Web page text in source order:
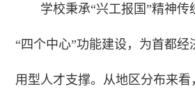
学校秉承“兴工报国”精神
“四个中心”功能建设，为首都经
用型人才支撑。从地区分布来